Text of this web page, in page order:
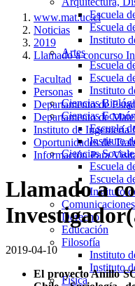
Escuela
Escuela
Instituto
Artes
Escuela
Escuela
Instituto
Ciencias
Ciencias
Escuela
Instituto
Ciencias
Escuela
Escuela
Instituto
Comunicaciones
Derecho
Educación
Filosofía
Instituto
Instituto
Física
www.mat.uc.cl
Noticias
2019
Llamado a concurso
Facultad
Personas
Departamento de
Departamento de
Instituto de Ingeniería
Oportunidades de
Información Para
Llamado a
2019-04-10
El proyecto Anillo